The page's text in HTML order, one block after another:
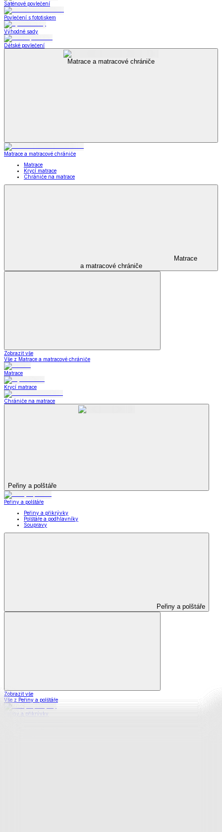
Saténové povlečení
Povlečení s fototiskem
Výhodné sady
Dětské povlečení
Matrace a matracové chrániče
Matrace a matracové chrániče
Matrace
Krycí matrace
Chrániče na matrace
Matrace
a matracové chrániče
Zobrazit vše
Vše z Matrace a matracové chrániče
Matrace
Krycí matrace
Chrániče na matrace
Peřiny a polštáře
Peřiny a polštáře
Peřiny a přikrývky
Polštáře a podhlavníky
Soupravy
Peřiny a polštáře
Zobrazit vše
Vše z Peřiny a polštáře
Peřiny a přikrývky